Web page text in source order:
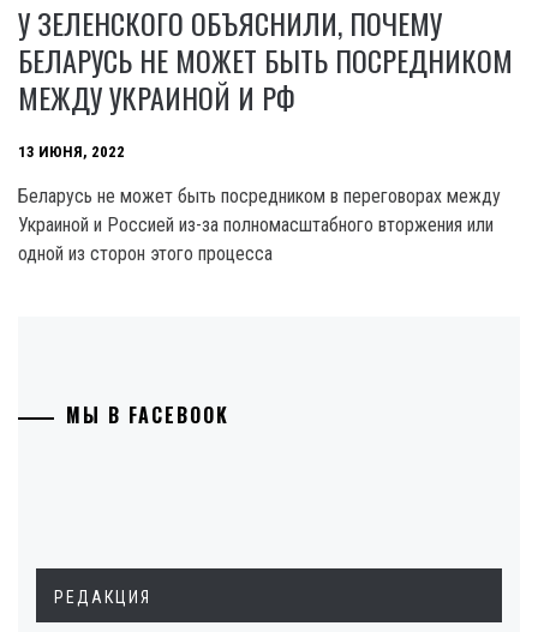
У ЗЕЛЕНСКОГО ОБЪЯСНИЛИ, ПОЧЕМУ
БЕЛАРУСЬ НЕ МОЖЕТ БЫТЬ ПОСРЕДНИКОМ
МЕЖДУ УКРАИНОЙ И РФ
13 ИЮНЯ, 2022
Беларусь не может быть посредником в переговорах между
Украиной и Россией из-за полномасштабного вторжения или
одной из сторон этого процесса
МЫ В FACEBOOK
РЕДАКЦИЯ